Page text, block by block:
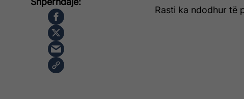
Rasti ka ndodhur të